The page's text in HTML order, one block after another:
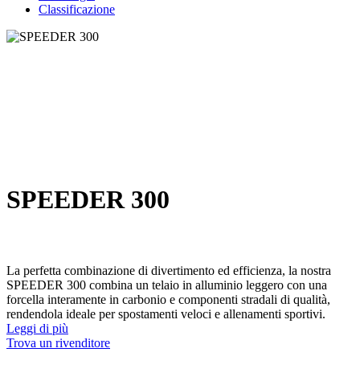
Classificazione
SPEEDER 300
La perfetta combinazione di divertimento ed efficienza, la nostra
SPEEDER 300 combina un telaio in alluminio leggero con una
forcella interamente in carbonio e componenti stradali di qualità,
rendendola ideale per spostamenti veloci e allenamenti sportivi.
Leggi di più
Trova un rivenditore